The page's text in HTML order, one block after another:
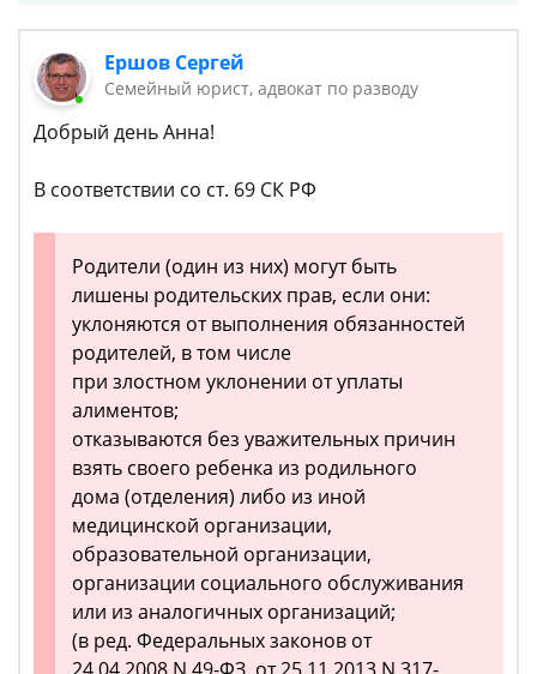
Ершов Сергей
Семейный юрист, адвокат по разводу
Добрый день Анна!
В соответствии со ст. 69 СК РФ
Родители (один из них) могут быть
лишены родительских прав, если они:
уклоняются от выполнения обязанностей
родителей, в том числе
при злостном уклонении от уплаты
алиментов;
отказываются без уважительных причин
взять своего ребенка из родильного
дома (отделения) либо из иной
медицинской организации,
образовательной организации,
организации социального обслуживания
или из аналогичных организаций;
(в ред. Федеральных законов от